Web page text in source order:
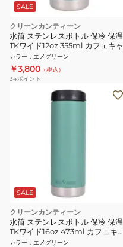
SALE
クリーンカンティーン
水筒 ステンレスボトル 保冷 保温
TKワイド12oz 355ml カフェキャ
ップ ベリル 19322089008012
カラー ： エメグリーン
￥3,800 （税込）
34ポイント
SALE
クリーンカンティーン
水筒 ステンレスボトル 保冷 保温
TKワイド16oz 473ml カフェキャ
ップ ベリル 19322089008016
カラー ： エメグリーン